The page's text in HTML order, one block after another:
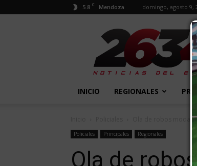
5.8 C Mendoza domingo, agosto 9,
2634
Diario
INICIO REGIONALES
Ola de robos
Policiales Principales Regionales
Ola de